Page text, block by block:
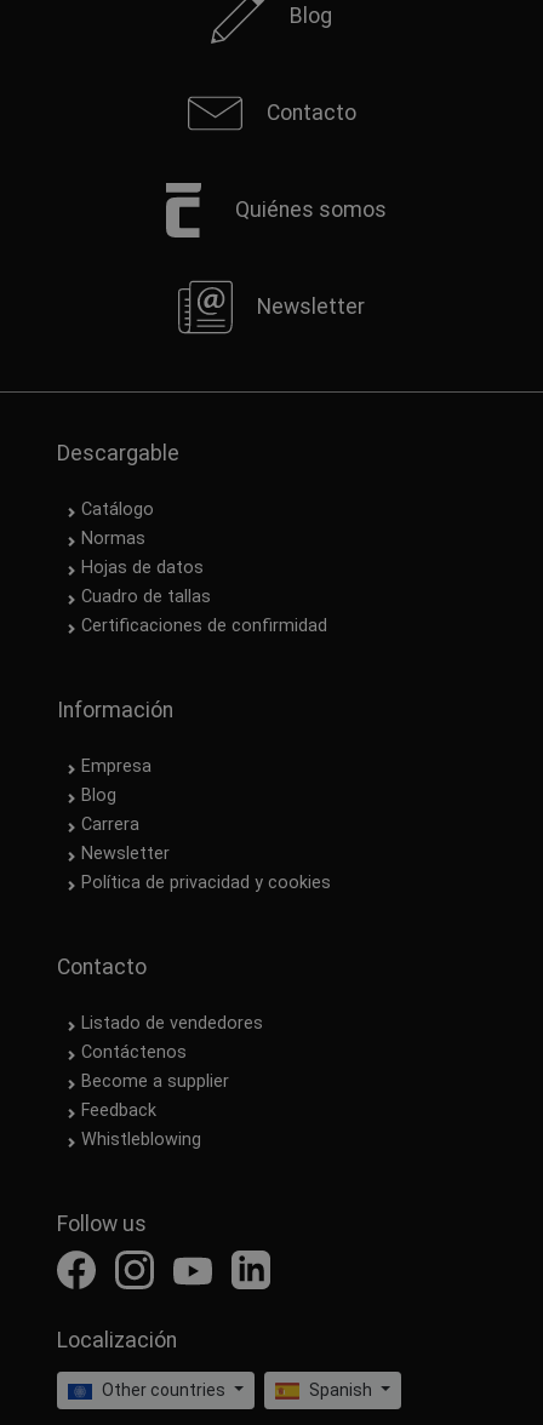
Blog
Contacto
Quiénes somos
Newsletter
Descargable
Catálogo
Normas
Hojas de datos
Cuadro de tallas
Certificaciones de confirmidad
Información
Empresa
Blog
Carrera
Newsletter
Política de privacidad y cookies
Contacto
Listado de vendedores
Contáctenos
Become a supplier
Feedback
Whistleblowing
Follow us
Localización
Other countries Spanish